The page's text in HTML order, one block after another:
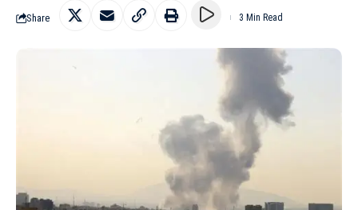
Share 3 Min Read